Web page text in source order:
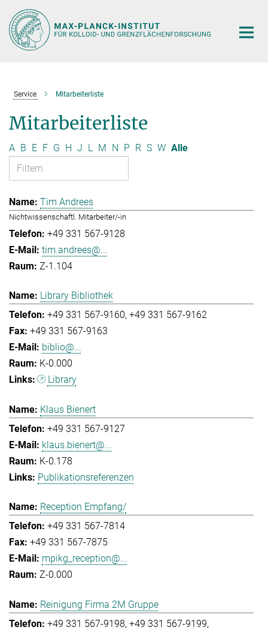
Hauptinhalt
Service Mitarbeiterliste
Mitarbeiterliste
A B E F G H J L M N P R S W Alle
Tim Andrees
Nichtwissenschaftl. Mitarbeiter/-in
+49 331 567-9128
tim.andrees@...
Z-1.104
Library Bibliothek
+49 331 567-9160 +49 331 567-9162
+49 331 567-9163
biblio@...
K-0.000
Library
Klaus Bienert
+49 331 567-9127
klaus.bienert@...
K-0.178
Publikationsreferenzen
Reception Empfang/
+49 331 567-7814
+49 331 567-7875
mpikg_reception@...
Z-0.000
Reinigung Firma 2M Gruppe
+49 331 567-9198 +49 331 567-9199